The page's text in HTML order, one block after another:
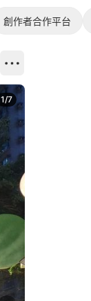
創作者合作平台
1/7